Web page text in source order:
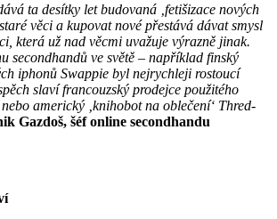
ta desítky let budovaná ‚fetišizace nových
věci a kupovat nové přestává dávat smysl
která už nad věcmi uvažuje výrazně jinak.
secondhandů ve světě – například finský
iphonů Swappie byl nejrychleji rostoucí
slaví francouzský prodejce použitého
americký ‚knihobot na oblečení‘ Thred-
Gazdoš, šéf online secondhandu